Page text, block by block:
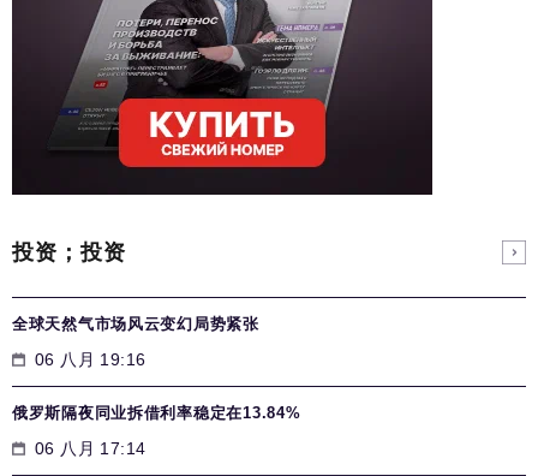
投资；投资
全球天然气市场风云变幻局势紧张
06 八月 19:16
俄罗斯隔夜同业拆借利率稳定在13.84%
06 八月 17:14